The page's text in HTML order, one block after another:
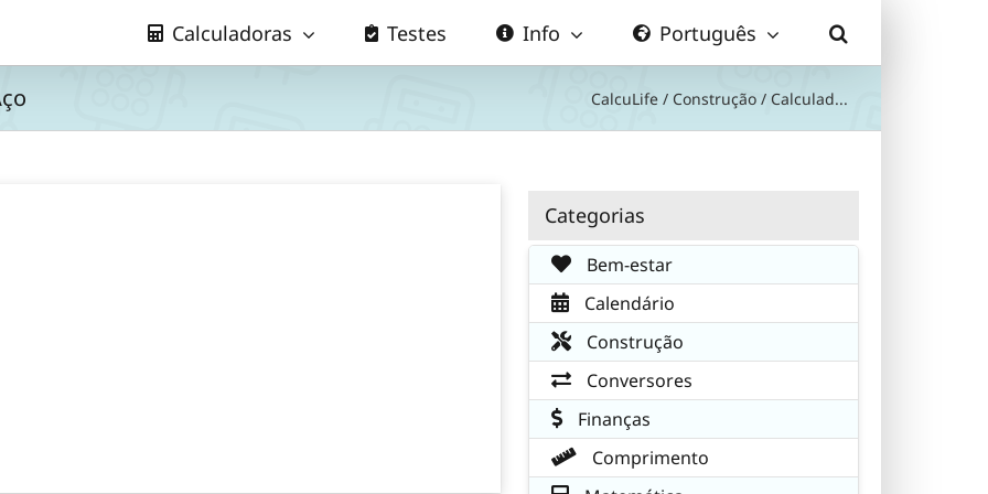
Calculadoras Testes Info Português
CalcuLife / Construção / Calculad...
Categorias
Bem-estar
Calendário
Construção
Conversores
Finanças
Comprimento